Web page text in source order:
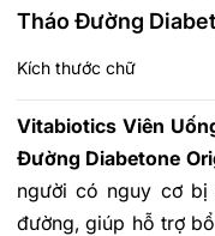
Tháo Đường
Kích thước chữ
Vitabiotics Viên
Đường Diabetone
người có nguy cơ
đường, giúp hỗ trợ